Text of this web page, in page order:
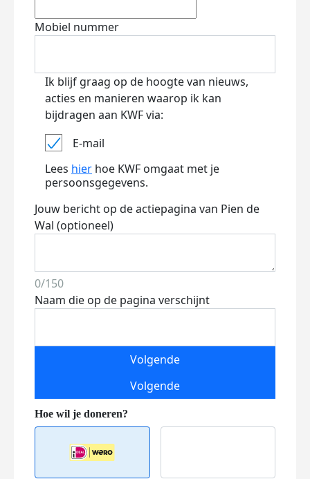
Mobiel nummer
Ik blijf graag op de hoogte van nieuws,
acties en manieren waarop ik kan
bijdragen aan KWF via:
E-mail
Lees hier hoe KWF omgaat met je
persoonsgegevens.
Jouw bericht op de actiepagina van Pien de
Wal (optioneel)
0/150
Naam die op de pagina verschijnt
Volgende
Volgende